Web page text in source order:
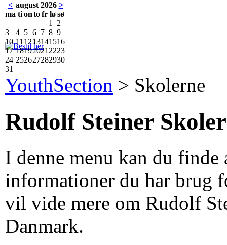
< august 2026 >
ma ti onto fr løsø
1
2
3
4 5 6 7 8 9
10 11 1213141516
17 18192021 2223
24 252627282930
31
YouthSection > Skolerne
Rudolf Steiner
I denne menu kan du finde
informationer du har brug
vil vide mere om Rudolf
Danmark.